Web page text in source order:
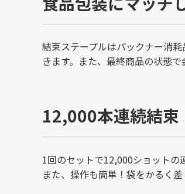
結束ステープルはパックナー消
きます。また、最終商品の状態
12,000本連続結束
1回のセットで12,000ショットの
また、操作も簡単！袋をかるく